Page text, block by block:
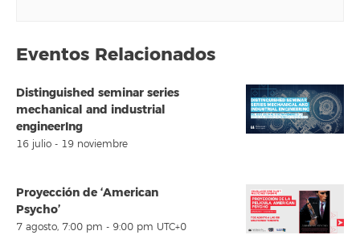
Eventos Relacionados
Distinguished seminar series
mechanical and industrial
engineerIng
16 julio - 19 noviembre
Proyección de ‘American
Psycho’
7 agosto, 7:00 pm - 9:00 pm UTC+0